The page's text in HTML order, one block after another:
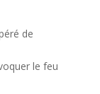
de
le feu